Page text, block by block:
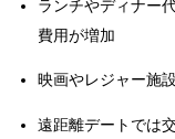
ランチやディナー
費用が増加
映画やレジャー施
遠距離デートでは